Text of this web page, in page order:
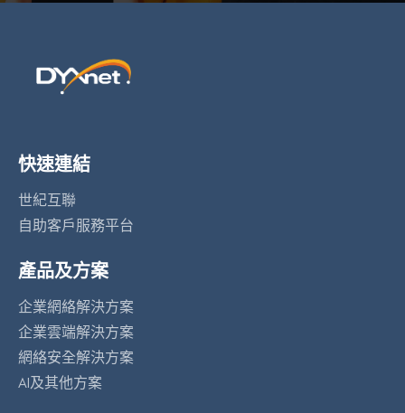
快速連結
世紀互聯
自助客戶服務平台
產品及方案
企業網絡解決方案
企業雲端解決方案
網絡安全解決方案
AI及其他方案